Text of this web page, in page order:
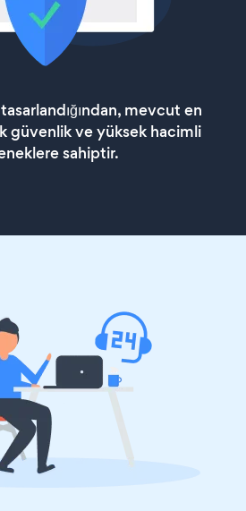
mevcut en
güvenlik ve yüksek hacimli
sahiptir.